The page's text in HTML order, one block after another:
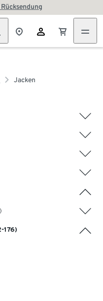
Jacken
176)